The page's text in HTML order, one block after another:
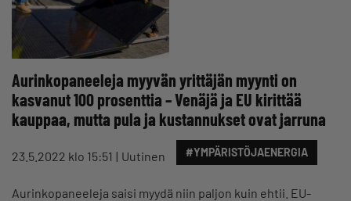
Aurinkopaneeleja myyvän yrittäjän myynti on
kasvanut 100 prosenttia – Venäjä ja EU kirittää
kauppaa, mutta pula ja kustannukset ovat jarruna
23.5.2022 klo 15:51 Uutinen #YMPÄRISTÖJAENERGIA
Aurinkopaneeleja saisi myydä niin paljon kuin ehtii. EU-